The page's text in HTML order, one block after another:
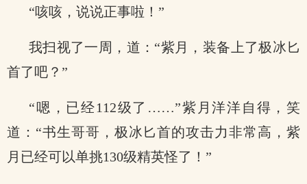
“咳咳，说说正事啦！”
我扫视了一周，道：“紫月，装备上了极冰匕
首了吧？”
“嗯，已经112级了……”紫月洋洋自得，笑
道：“书生哥哥，极冰匕首的攻击力非常高，紫
月已经可以单挑130级精英怪了！”